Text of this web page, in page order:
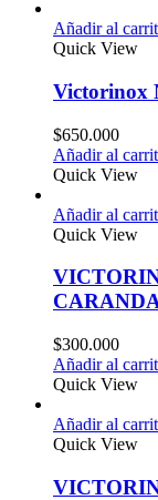
Añadir al
Quick View
Victorinox
$650.000
Añadir al
Quick View
Añadir al
Quick View
$300.000
Añadir al
Quick View
Añadir al
Quick View